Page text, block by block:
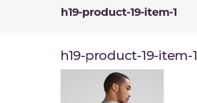
h19-product-19-item-1
h19-product-19-item-1